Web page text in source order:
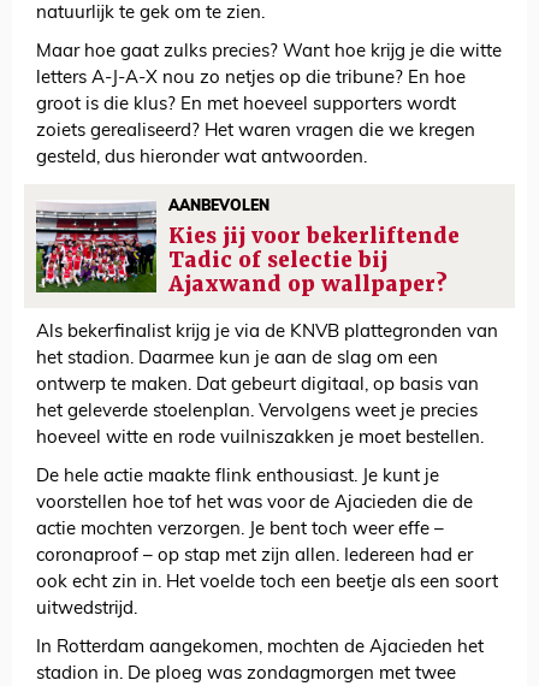
natuurlijk te gek om te zien.
Maar hoe gaat zulks precies? Want hoe krijg je die witte
letters A-J-A-X nou zo netjes op die tribune? En hoe
groot is die klus? En met hoeveel supporters wordt
zoiets gerealiseerd? Het waren vragen die we kregen
gesteld, dus hieronder wat antwoorden.
AANBEVOLEN
Kies jij voor bekerliftende
Tadic of selectie bij
Ajaxwand op wallpaper?
Als bekerfinalist krijg je via de KNVB plattegronden van
het stadion. Daarmee kun je aan de slag om een
ontwerp te maken. Dat gebeurt digitaal, op basis van
het geleverde stoelenplan. Vervolgens weet je precies
hoeveel witte en rode vuilniszakken je moet bestellen.
De hele actie maakte flink enthousiast. Je kunt je
voorstellen hoe tof het was voor de Ajacieden die de
actie mochten verzorgen. Je bent toch weer effe –
coronaproof – op stap met zijn allen. Iedereen had er
ook echt zin in. Het voelde toch een beetje als een soort
uitwedstrijd.
In Rotterdam aangekomen, mochten de Ajacieden het
stadion in. De ploeg was zondagmorgen met twee